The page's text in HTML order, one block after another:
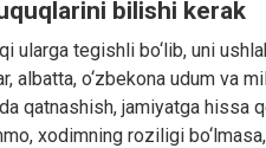
bilishi kerak
ularga tegishli bo‘lib, uni
albatta, o‘zbekona udum va
qatnashish, jamiyatga hissa
xodimning roziligi